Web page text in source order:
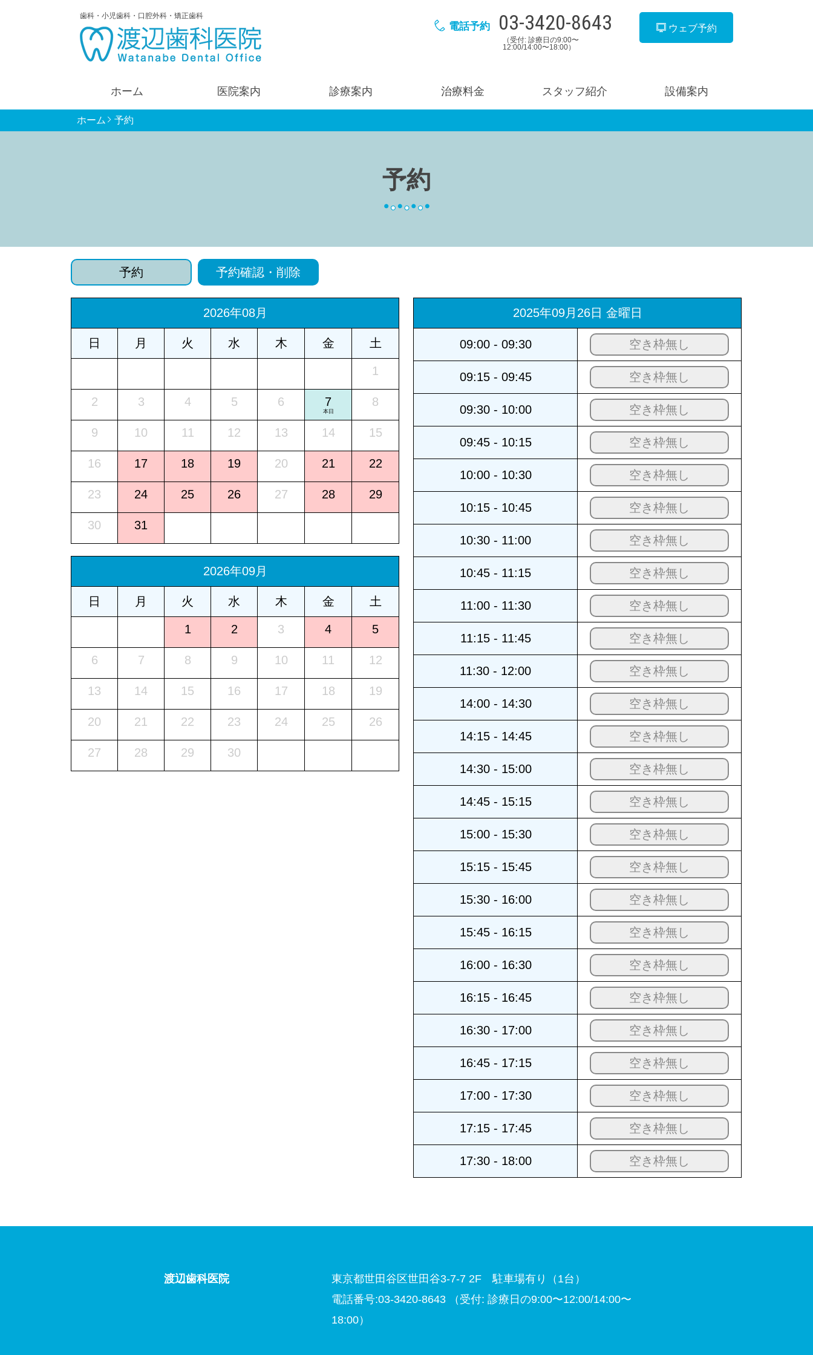
歯科・小児歯科・口腔外科・矯正歯科
電話予約 03-3420-8643
（受付: 診療日の9:00〜
12:00/14:00〜18:00）
ウェブ予約
ホーム 医院案内 診療案内 治療料金 スタッフ紹介 設備案内
予約
ホーム 予約
予約 予約確認・削除
2026年08月
日 月 火 水 木 金 土
1
2 3 4 5 6 7
本日
8
9 10 11 12 13 14 15
16 17 18 19 20 21 22
23 24 25 26 27 28 29
30 31
2026年09月
日 月 火 水 木 金 土
1 2 3 4 5
6 7 8 9 10 11 12
13 14 15 16 17 18 19
20 21 22 23 24 25 26
27 28 29 30
2025年09月26日 金曜日
09:00 - 09:30 空き枠無し
09:15 - 09:45 空き枠無し
09:30 - 10:00 空き枠無し
09:45 - 10:15 空き枠無し
10:00 - 10:30 空き枠無し
10:15 - 10:45 空き枠無し
10:30 - 11:00 空き枠無し
10:45 - 11:15 空き枠無し
11:00 - 11:30 空き枠無し
11:15 - 11:45 空き枠無し
11:30 - 12:00 空き枠無し
14:00 - 14:30 空き枠無し
14:15 - 14:45 空き枠無し
14:30 - 15:00 空き枠無し
14:45 - 15:15 空き枠無し
15:00 - 15:30 空き枠無し
15:15 - 15:45 空き枠無し
15:30 - 16:00 空き枠無し
15:45 - 16:15 空き枠無し
16:00 - 16:30 空き枠無し
16:15 - 16:45 空き枠無し
16:30 - 17:00 空き枠無し
16:45 - 17:15 空き枠無し
17:00 - 17:30 空き枠無し
17:15 - 17:45 空き枠無し
17:30 - 18:00 空き枠無し
渡辺歯科医院
東京都世田谷区世田谷3-7-7 2F 駐車場有り（1台）
電話番号:03-3420-8643
（受付: 診療日の9:00〜12:00/14:00〜
18:00）